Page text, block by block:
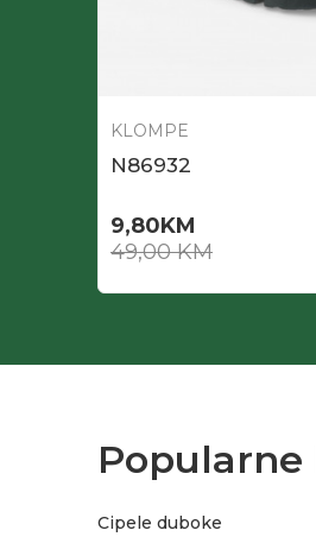
KLOMPE
N86932
9,80KM
49,00KM
Cipele duboke